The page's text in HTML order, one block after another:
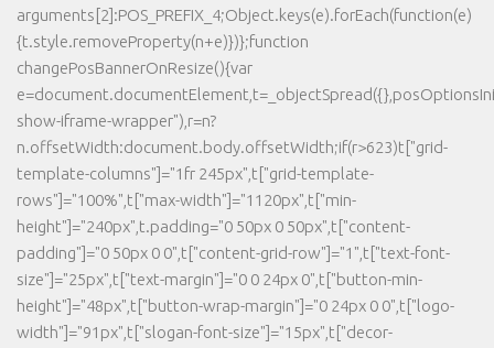
arguments[2]:POS_PREFIX_4;Object.keys(e).forEach(function(e)
{t.style.removeProperty(n+e)})};function
changePosBannerOnResize(){var
show-iframe-wrapper"),r=n?
n.offsetWidth:document.body.offsetWidth;if(r>623)t["grid-
template-columns"]="1fr 245px",t["grid-template-
rows"]="100%",t["max-width"]="1120px",t["min-
height"]="240px",t.padding="0 50px 0 50px",t["content-
padding"]="0 50px 0 0",t["content-grid-row"]="1",t["text-font-
size"]="25px",t["text-margin"]="0 0 24px 0",t["button-min-
height"]="48px",t["button-wrap-margin"]="0 24px 0 0",t["logo-
width"]="91px",t["slogan-font-size"]="15px",t["decor-